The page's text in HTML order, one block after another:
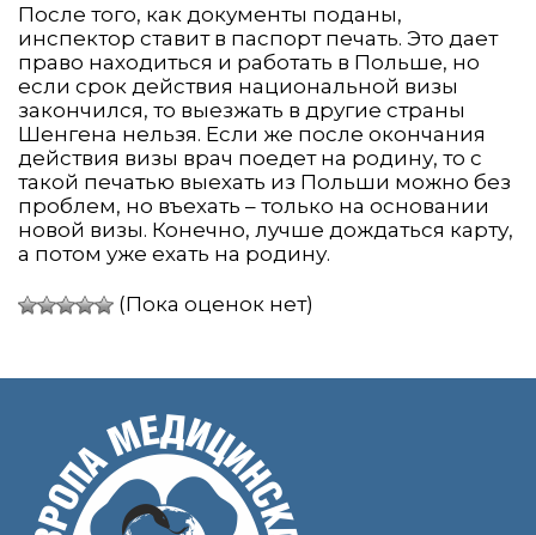
После того, как документы поданы,
инспектор ставит в паспорт печать. Это дает
право находиться и работать в Польше, но
если срок действия национальной визы
закончился, то выезжать в другие страны
Шенгена нельзя. Если же после окончания
действия визы врач поедет на родину, то с
такой печатью выехать из Польши можно без
проблем, но въехать – только на основании
новой визы. Конечно, лучше дождаться карту,
а потом уже ехать на родину.
(Пока оценок нет)